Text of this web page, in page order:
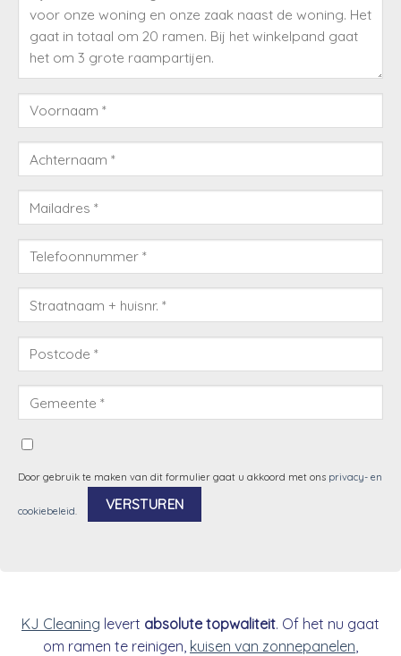
Door gebruik te maken van dit formulier gaat u akkoord met ons privacy- en
cookiebeleid.
KJ Cleaning levert absolute topwaliteit. Of het nu gaat
om ramen te reinigen, kuisen van zonnepanelen